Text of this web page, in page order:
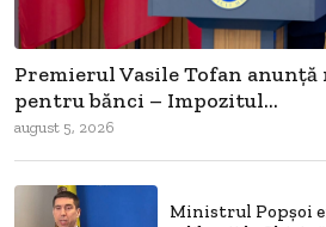
Premierul Vasile Tofan anunță
pentru bănci – Impozitul...
august 5, 2026
Ministrul Popșoi